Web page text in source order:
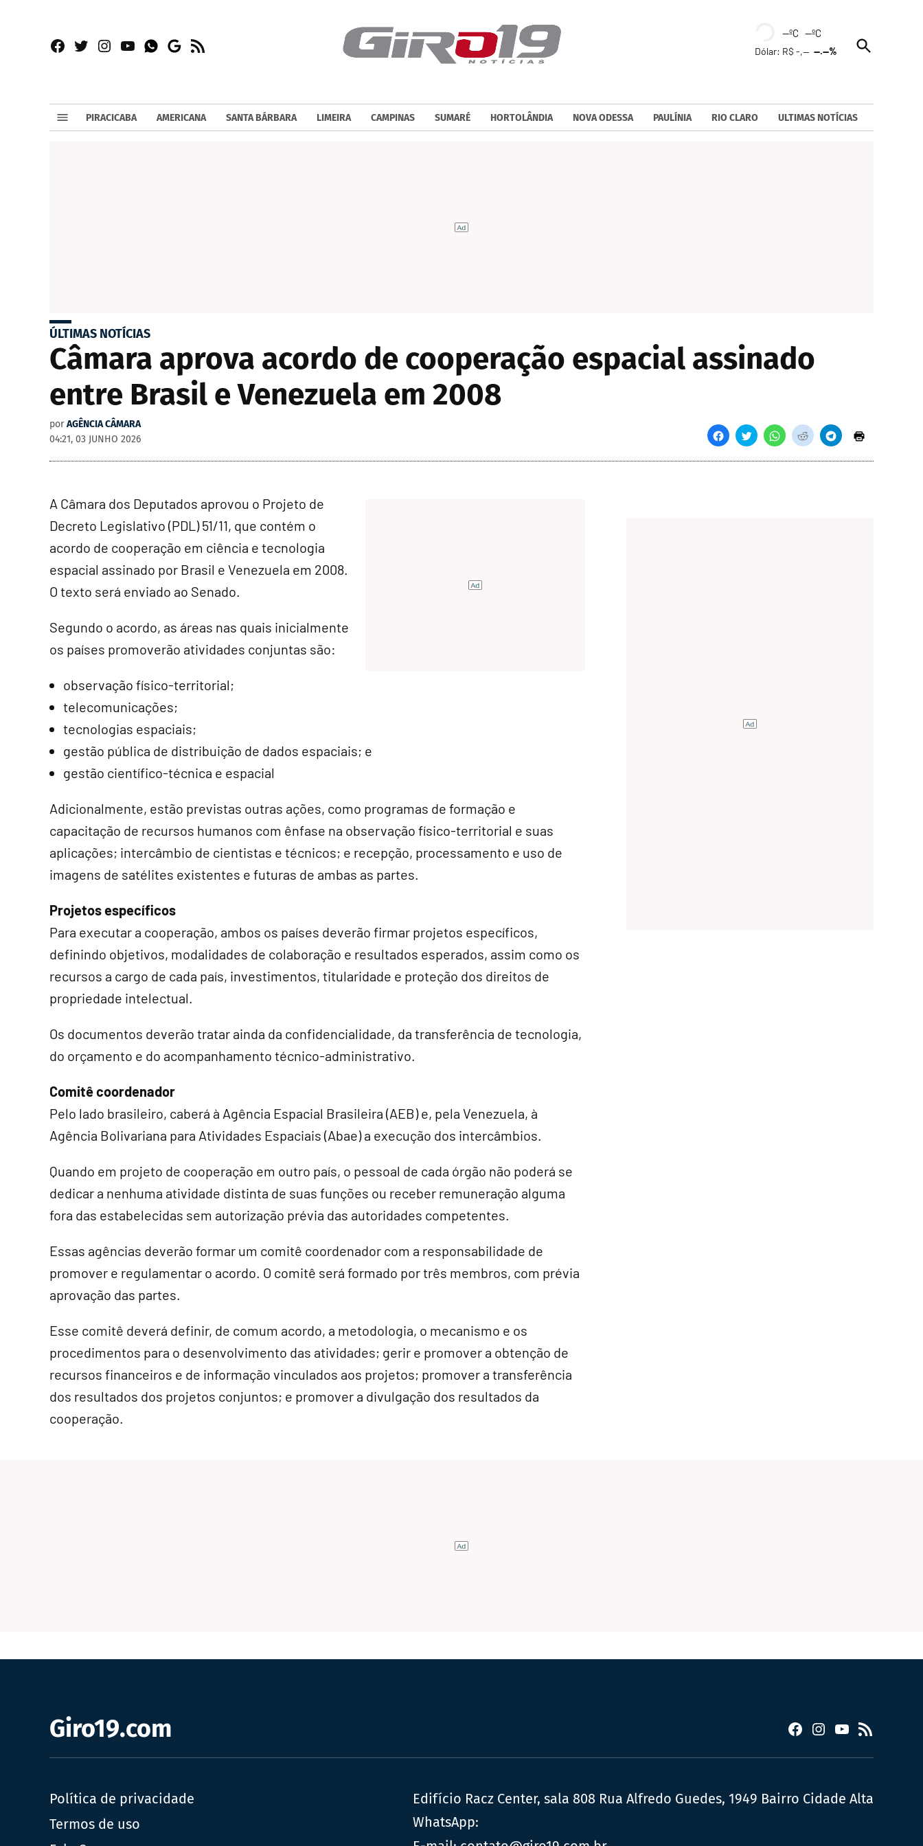
Facebook
TwitterInstagram
YouTubeWhatsapp
Google
RSS
--ºC --ºC
Dólar: R$ -,----.--%
Open
Search
PIRACICABA AMERICANA SANTA BÁRBARA LIMEIRA CAMPINAS SUMARÉ HORTOLÂNDIA NOVA ODESSA PAULÍNIA RIO CLARO ULTIMAS NOTÍCIAS
ÚLTIMAS NOTÍCIAS
Câmara aprova acordo de cooperação espacial assinado
entre Brasil e Venezuela em 2008
por AGÊNCIA CÂMARA
04:21, 03 JUNHO 2026
A Câmara dos Deputados aprovou o Projeto de
Decreto Legislativo (PDL) 51/11, que contém o
acordo de cooperação em ciência e tecnologia
espacial assinado por Brasil e Venezuela em 2008.
O texto será enviado ao Senado.
Segundo o acordo, as áreas nas quais inicialmente
os países promoverão atividades conjuntas são:
observação físico-territorial;
telecomunicações;
tecnologias espaciais;
gestão pública de distribuição de dados espaciais; e
gestão científico-técnica e espacial
Adicionalmente, estão previstas outras ações, como programas de formação e
capacitação de recursos humanos com ênfase na observação físico-territorial e suas
aplicações; intercâmbio de cientistas e técnicos; e recepção, processamento e uso de
imagens de satélites existentes e futuras de ambas as partes.
Projetos específicos
Para executar a cooperação, ambos os países deverão firmar projetos específicos,
definindo objetivos, modalidades de colaboração e resultados esperados, assim como os
recursos a cargo de cada país, investimentos, titularidade e proteção dos direitos de
propriedade intelectual.
Os documentos deverão tratar ainda da confidencialidade, da transferência de tecnologia,
do orçamento e do acompanhamento técnico-administrativo.
Comitê coordenador
Pelo lado brasileiro, caberá à Agência Espacial Brasileira (AEB) e, pela Venezuela, à
Agência Bolivariana para Atividades Espaciais (Abae) a execução dos intercâmbios.
Quando em projeto de cooperação em outro país, o pessoal de cada órgão não poderá se
dedicar a nenhuma atividade distinta de suas funções ou receber remuneração alguma
fora das estabelecidas sem autorização prévia das autoridades competentes.
Essas agências deverão formar um comitê coordenador com a responsabilidade de
promover e regulamentar o acordo. O comitê será formado por três membros, com prévia
aprovação das partes.
Esse comitê deverá definir, de comum acordo, a metodologia, o mecanismo e os
procedimentos para o desenvolvimento das atividades; gerir e promover a obtenção de
recursos financeiros e de informação vinculados aos projetos; promover a transferência
dos resultados dos projetos conjuntos; e promover a divulgação dos resultados da
cooperação.
Giro19.com Facebook
Instagram
YouTube
RSS
Política de privacidade
Termos de uso
Edifício Racz Center, sala 808 Rua Alfredo Guedes, 1949 Bairro Cidade Alta
WhatsApp: